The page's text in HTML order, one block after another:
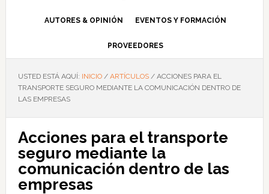
AUTORES & OPINIÓN EVENTOS Y FORMACIÓN
PROVEEDORES
USTED ESTÁ AQUÍ: INICIO / ARTÍCULOS /ACCIONES PARA EL
TRANSPORTE SEGURO MEDIANTE LA COMUNICACIÓN DENTRO DE
LAS EMPRESAS
Acciones para el transporte
seguro mediante la
comunicación dentro de las
empresas